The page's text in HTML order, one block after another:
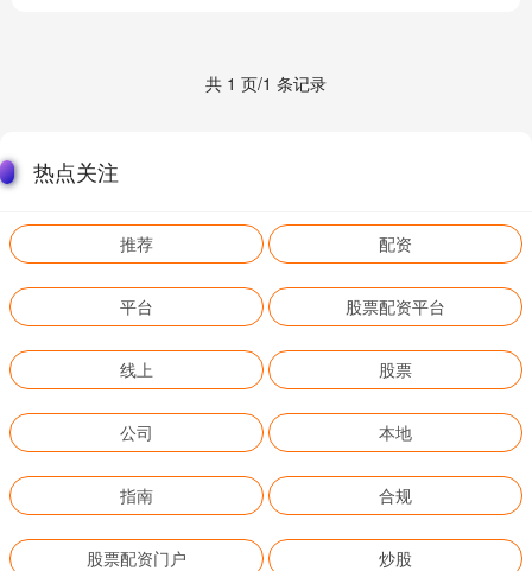
共 1 页/1 条记录
热点关注
推荐 配资
平台 股票配资平台
线上 股票
公司 本地
指南 合规
股票配资门户 炒股